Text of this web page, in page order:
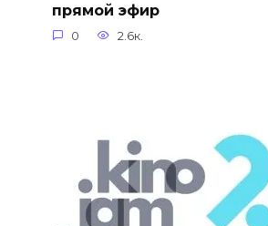
прямой эфир
0 2.6к.